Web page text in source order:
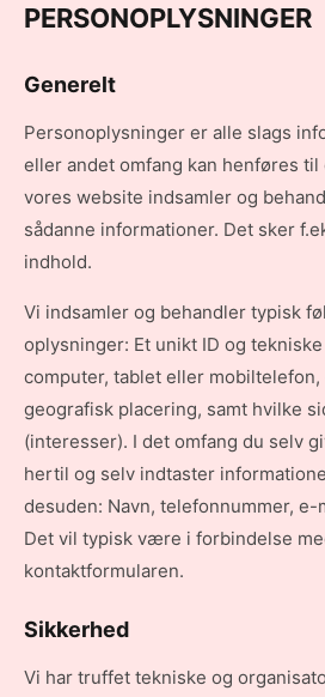
PERSONOPLYSNINGER
Generelt
Personoplysninger er alle slags
eller andet omfang kan henføres
vores website indsamler og
sådanne informationer. Det sker
indhold.
Vi indsamler og behandler typisk
oplysninger: Et unikt ID og
computer, tablet eller mobiltelefon,
geografisk placering, samt hvilke
(interesser). I det omfang du selv
hertil og selv indtaster
desuden: Navn, telefonnummer, e-
Det vil typisk være i forbindelse
kontaktformularen.
Sikkerhed
Vi har truffet tekniske og